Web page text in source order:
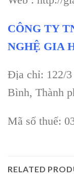
CÔNG TY
NGHỆ GIA
Địa chỉ: 122/3
Bình, Thành
Mã số thuế:
RELATED